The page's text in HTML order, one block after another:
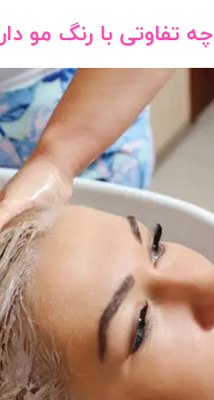
تفاوتی با رنگ مو